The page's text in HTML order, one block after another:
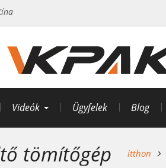
Videók Ügyfelek Blog
tömítőgép itthon